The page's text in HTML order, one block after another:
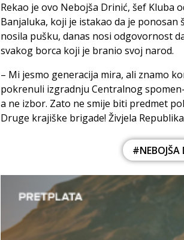
Rekao je ovo Nebojša Drinić, šef Kluba
Banjaluka, koji je istakao da je
nosila pušku, danas nosi odgovornost
svakog borca koji je branio svoj narod.
– Mi jesmo generacija mira, ali znamo
pokrenuli izgradnju Centralnog
a ne izbor. Zato ne smije biti predmet
Druge krajiške brigade! Živjela
#NEBOJŠA